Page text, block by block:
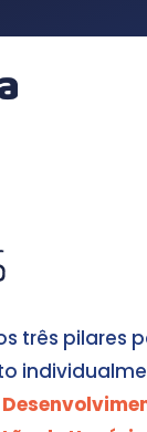
três pilares